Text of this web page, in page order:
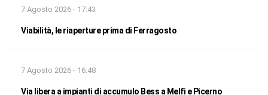
7 Agosto 2026 - 17:43
Viabilità, le riaperture prima di Ferragosto
7 Agosto 2026 - 16:48
Via libera a impianti di accumulo Bess a Melfi e Picerno